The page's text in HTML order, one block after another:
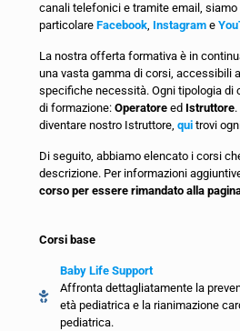
canali telefonici e tramite email,
particolare Facebook, Instagram e
La nostra offerta formativa è in
una vasta gamma di corsi, accessibili
specifiche necessità. Ogni tipologia di
di formazione: Operatore ed Istruttore
diventare nostro Istruttore, qui trovi
Di seguito, abbiamo elencato i corsi
descrizione. Per informazioni
corso per essere rimandato alla
Corsi base
Baby Life Support
Affronta dettagliatamente la
età pediatrica e la rianimazione
pediatrica.